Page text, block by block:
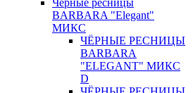
Чёрные ресницы
BARBARA "Elegant"
МИКС
ЧЁРНЫЕ РЕСНИЦЫ
BARBARA
"ELEGANT" МИКС
D